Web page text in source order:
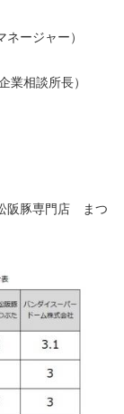
ージャー）
相談所長）
阪豚専門店 まつ